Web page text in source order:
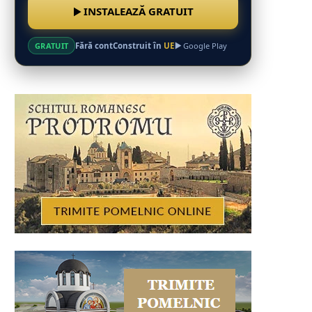
INSTALEAZĂ GRATUIT
GRATUIT Fără contConstruit în UE Google Play